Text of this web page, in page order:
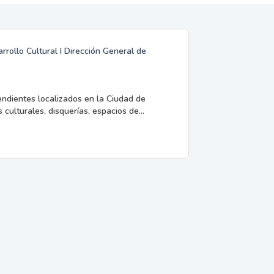
Cultural I Dirección General de
localizados en la Ciudad de
disquerías, espacios de...